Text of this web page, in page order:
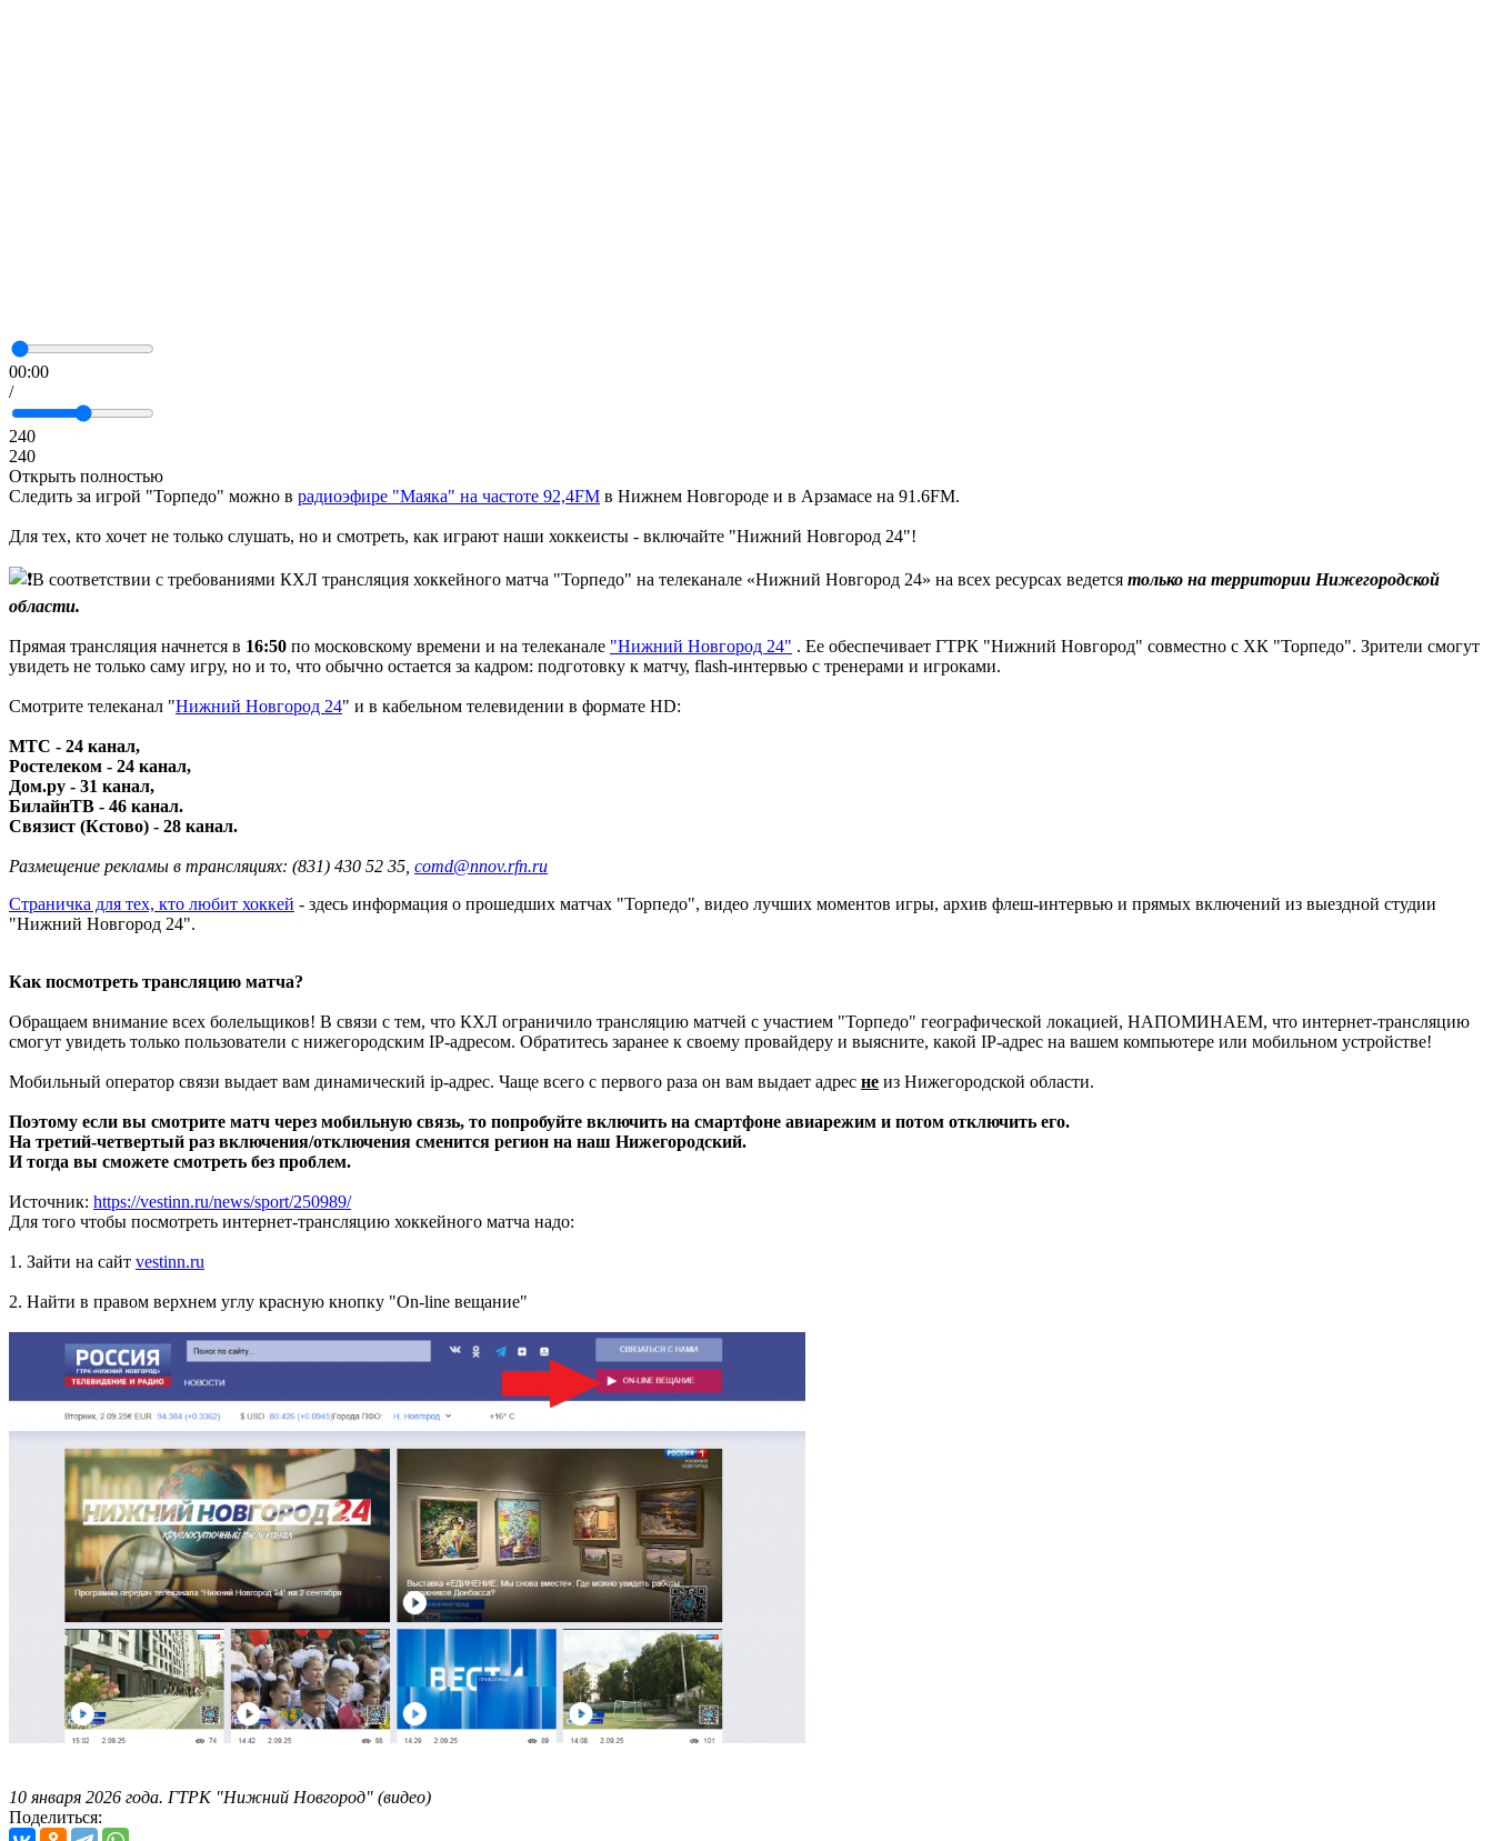
00:00
/
240
240
Открыть полностью
Следить за игрой "Торпедо" можно в радиоэфире "Маяка" на частоте 92,4FM в Нижнем Новгороде и в Арзамасе на 91.6FM.
Для тех, кто хочет не только слушать, но и смотреть, как играют наши хоккеисты - включайте "Нижний Новгород 24"!
В соответствии с требованиями КХЛ трансляция хоккейного матча "Торпедо" на телеканале «Нижний Новгород 24» на всех ресурсах ведется только на территории Нижегородской
области.
Прямая трансляция начнется в 16:50 по московскому времени и на телеканале "Нижний Новгород 24" . Ее обеспечивает ГТРК "Нижний Новгород" совместно с ХК "Торпедо". Зрители смогут
увидеть не только саму игру, но и то, что обычно остается за кадром: подготовку к матчу, flash-интервью с тренерами и игроками.
Смотрите телеканал "Нижний Новгород 24" и в кабельном телевидении в формате HD:
МТС - 24 канал,
Ростелеком - 24 канал,
Дом.ру - 31 канал,
БилайнТВ - 46 канал.
Связист (Кстово) - 28 канал.
Размещение рекламы в трансляциях: (831) 430 52 35, comd@nnov.rfn.ru
Страничка для тех, кто любит хоккей - здесь информация о прошедших матчах "Торпедо", видео лучших моментов игры, архив флеш-интервью и прямых включений из выездной студии
"Нижний Новгород 24".
Как посмотреть трансляцию матча?
Обращаем внимание всех болельщиков! В связи с тем, что КХЛ ограничило трансляцию матчей с участием "Торпедо" географической локацией, НАПОМИНАЕМ, что интернет-трансляцию
смогут увидеть только пользователи с нижегородским IP-адресом. Обратитесь заранее к своему провайдеру и выясните, какой IP-адрес на вашем компьютере или мобильном устройстве!
Мобильный оператор связи выдает вам динамический ip-адрес. Чаще всего с первого раза он вам выдает адрес не из Нижегородской области.
Поэтому если вы смотрите матч через мобильную связь, то попробуйте включить на смартфоне авиарежим и потом отключить его.
На третий-четвертый раз включения/отключения сменится регион на наш Нижегородский.
И тогда вы сможете смотреть без проблем.
Источник: https://vestinn.ru/news/sport/250989/
Для того чтобы посмотреть интернет-трансляцию хоккейного матча надо:
1. Зайти на сайт vestinn.ru
2. Найти в правом верхнем углу красную кнопку "On-line вещание"
10 января 2026 года. ГТРК "Нижний Новгород" (видео)
Поделиться: